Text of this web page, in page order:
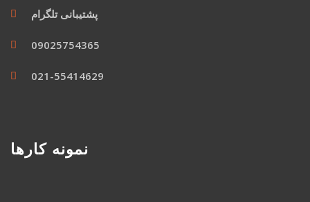
پشتیبانی تلگرام
09025754365
021-55414629
نمونه کارها